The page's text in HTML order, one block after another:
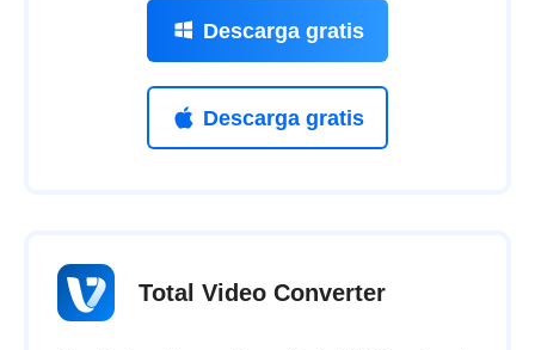
Descarga gratis
Descarga gratis
Total Video Converter